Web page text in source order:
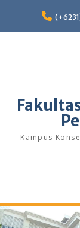
content
Kampus